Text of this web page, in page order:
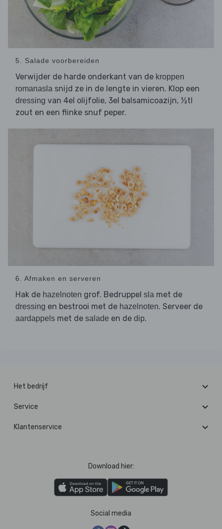
5. Salade voorbereiden
Verwijder de harde onderkant van de kroppen
romanasla snijd ze in de lengte in vieren. Klop een
dressing van 4el olijfolie, 3el balsamicoazijn, ½tl
zout en een flinke snuf peper.
6. Afmaken en serveren
Hak de hazelnoten grof. Bedruppel sla met de
dressing en bestrooi met de hazelnoten. Serveer de
aardappels met de salade en de dip.
Het bedrijf
Service
Klantenservice
Download hier:
Social media